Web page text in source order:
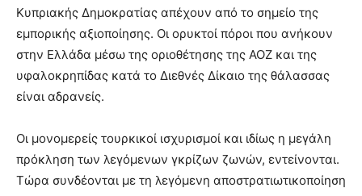
Κυπριακής Δημοκρατίας απέχουν από το σημείο της
εμπορικής αξιοποίησης. Οι ορυκτοί πόροι που ανήκουν
στην Ελλάδα μέσω της οριοθέτησης της ΑΟΖ και της
υφαλοκρηπίδας κατά το Διεθνές Δίκαιο της θάλασσας
είναι αδρανείς.
Οι μονομερείς τουρκικοί ισχυρισμοί και ιδίως η μεγάλη
πρόκληση των λεγόμενων γκρίζων ζωνών, εντείνονται.
Τώρα συνδέονται με τη λεγόμενη αποστρατιωτικοποίηση